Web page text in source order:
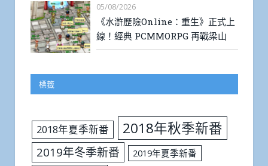
05/08/2026
《水滸歷險Online：重生》正式上
線！經典 PCMMORPG 再戰梁山
標籤
2018年夏季新番 2018年秋季新番
2019年冬季新番
2019年夏季新番